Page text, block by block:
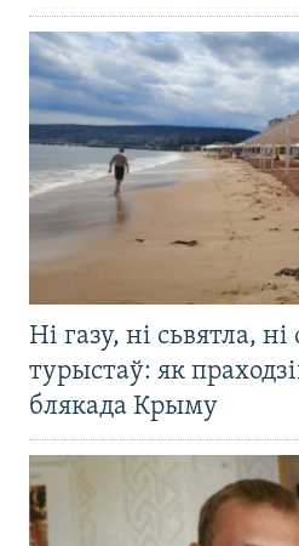
Ні газу, ні сьвятла, ні
турыстаў: як
блякада Крыму